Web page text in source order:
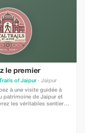
le premier
of Jaipur · Jaipur
à une visite guidée à
patrimoine de Jaipur et
les véritables sentiers